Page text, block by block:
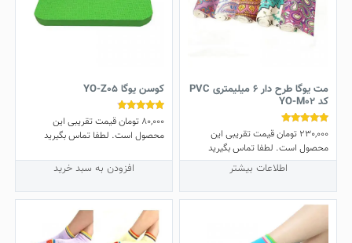
مت یوگا طرح دار 6 میلیمتری PVC
کد YO-M02
نمره
5.00
از 5
230,000 تومانقیمت تقریبی این
محصول است. لطفا تماس بگیرید
اطلاعات بیشتر
کوسن یوگا YO-Z05
نمره
4.57
از 5
80,000 تومانقیمت تقریبی این
محصول است. لطفا تماس بگیرید
افزودن به سبد خرید